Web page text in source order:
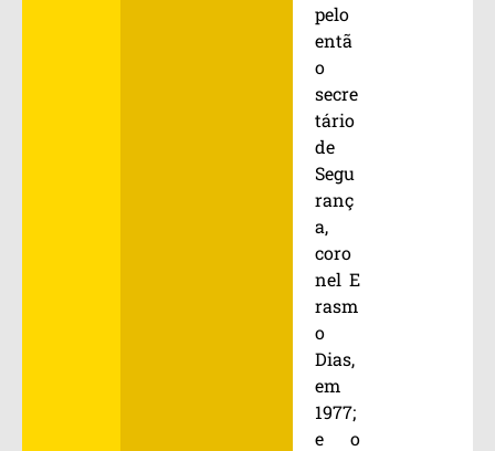
pelo
entã
o
secre
tário
de
Segu
ranç
a,
coro
nel E
rasm
o
Dias,
em
1977;
e o